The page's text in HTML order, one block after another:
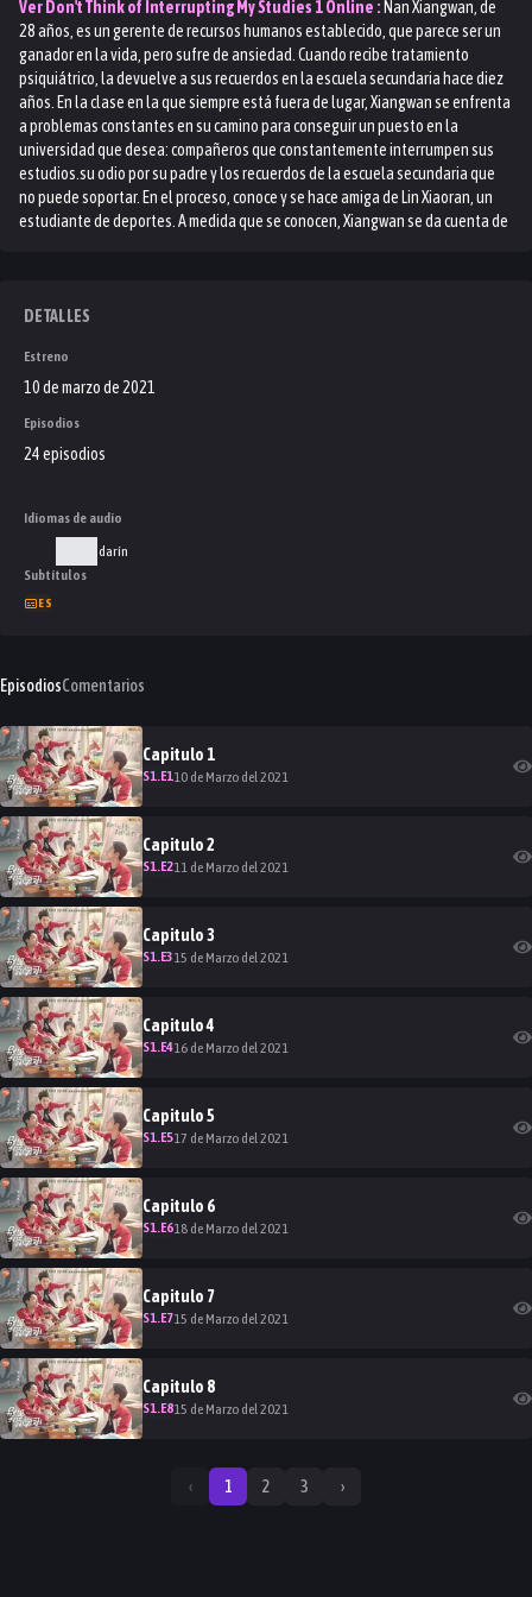
Ver Don't Think of Interrupting My Studies 1Online : Nan Xiangwan, de
28 años, es un gerente de recursos humanos establecido, que parece ser un
ganador en la vida, pero sufre de ansiedad. Cuando recibe tratamiento
psiquiátrico, la devuelve a sus recuerdos en la escuela secundaria hace diez
años. En la clase en la que siempre está fuera de lugar, Xiangwan se enfrenta
a problemas constantes en su camino para conseguir un puesto en la
universidad que desea: compañeros que constantemente interrumpen sus
estudios.su odio por su padre y los recuerdos de la escuela secundaria que
no puede soportar. En el proceso, conoce y se hace amiga de Lin Xiaoran, un
estudiante de deportes. A medida que se conocen, Xiangwan se da cuenta de
Finalmente, Xiangwan pudo entablar amistad, redescubrir la energía de la
nuevo con Lin Xiaoran, decide salir de su trauma. Los dos se vuelven a conocer
y caminan de la mano hacia otro futuro.
DETALLES
Estreno
10 de marzo de 2021
Episodios
24 episodios
Idiomas de audio
Mandarín
Subtítulos
ES
EpisodiosComentarios
Capitulo 1
S1.E110 de Marzo del 2021
Capitulo2
S1.E211 de Marzo del 2021
Capitulo3
S1.E315 de Marzo del 2021
Capitulo4
S1.E416 de Marzo del 2021
Capitulo5
S1.E517 de Marzo del 2021
Capitulo 6
S1.E618 de Marzo del 2021
Capitulo 7
S1.E715 de Marzo del 2021
Capitulo 8
S1.E815 de Marzo del 2021
‹ 1 2 3 ›